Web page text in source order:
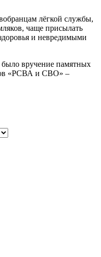
лёгкой службы,
чаще присылать
и невредимыми
вручение памятных
«РСВА и СВО» –